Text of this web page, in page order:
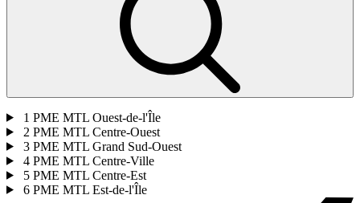
1 PME MTL Ouest-de-l'Île
2 PME MTL Centre-Ouest
3 PME MTL Grand Sud-Ouest
4 PME MTL Centre-Ville
5 PME MTL Centre-Est
6 PME MTL Est-de-l'Île